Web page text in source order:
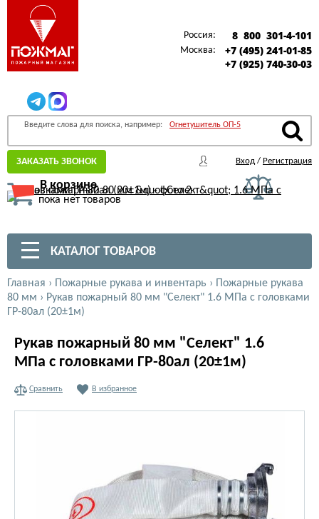
Россия: 8 800 301-4-101
Москва:
+7 (495) 241-01-85
+7 (925) 740-30-03
Введите слова для поиска, например: Огнетушитель ОП-5
ЗАКАЗАТЬ ЗВОНОК Вход / Регистрация
В корзине
пока нет товаров
КАТАЛОГ ТОВАРОВ
Главная › Пожарные рукава и инвентарь ›
Пожарные рукава
80 мм › Рукав пожарный 80 мм "Селект" 1.6 МПа с головками
ГР-80ал (20±1м)
Рукав пожарный 80 мм "Селект" 1.6
МПа с головками ГР-80ал (20±1м)
Сравнить В избранное